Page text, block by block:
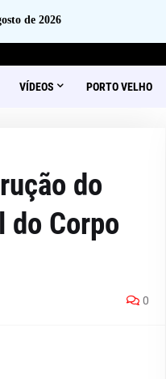
de 2026
VÍDEOS PORTO VELHO
do
do Corpo
0